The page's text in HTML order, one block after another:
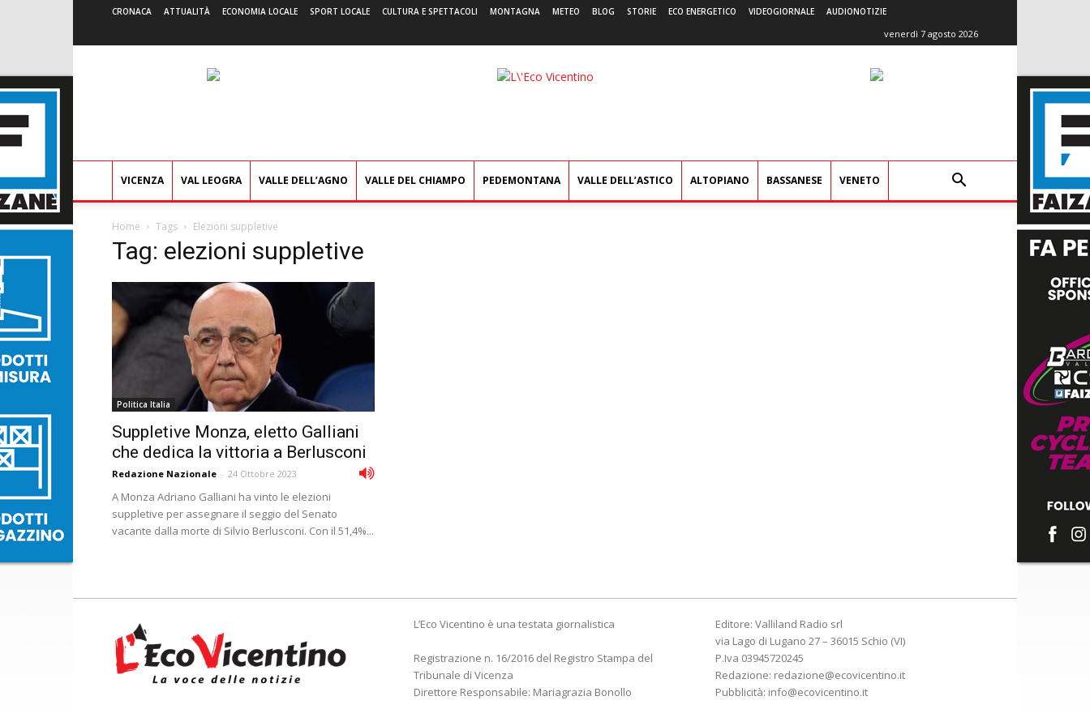
CRONACA ATTUALITÀ ECONOMIA LOCALE SPORT LOCALE CULTURA E SPETTACOLI MONTAGNA METEO BLOG STORIE ECO ENERGETICO VIDEOGIORNALE AUDIONOTIZIE
venerdì 7 agosto 2026
L'Eco
VICENZA VAL LEOGRA VALLE DELL’AGNO VALLE DEL CHIAMPO PEDEMONTANA VALLE DELL’ASTICO ALTOPIANO BASSANESE VENETO
Home Tags Elezioni suppletive
Tag: elezioni suppletive
Politica Italia
Suppletive Monza, eletto Galliani
che dedica la vittoria a Berlusconi
Redazione Nazionale - 24 Ottobre 2023
A Monza Adriano Galliani ha vinto le elezioni
suppletive per assegnare il seggio del Senato
vacante dalla morte di Silvio Berlusconi. Con il 51,4%...
L’Eco Vicentino è una testata giornalistica
Registrazione n. 16/2016 del Registro Stampa del
Tribunale di Vicenza
Direttore Responsabile: Mariagrazia Bonollo
Editore: Valliland Radio srl
via Lago di Lugano 27 – 36015 Schio (VI)
P.Iva 03945720245
Redazione: redazione@ecovicentino.it
Pubblicità: info@ecovicentino.it